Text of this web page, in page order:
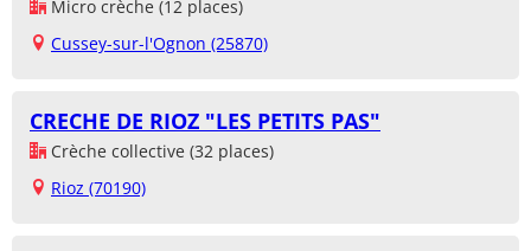
Micro crèche (12 places)
Cussey-sur-l'Ognon (25870)
CRECHE DE RIOZ "LES PETITS PAS"
Crèche collective (32 places)
Rioz (70190)